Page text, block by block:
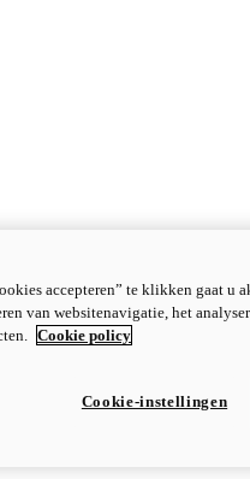
accepteren” te klikken gaat u
van websitenavigatie, het
Cookie policy
Cookie-instellingen